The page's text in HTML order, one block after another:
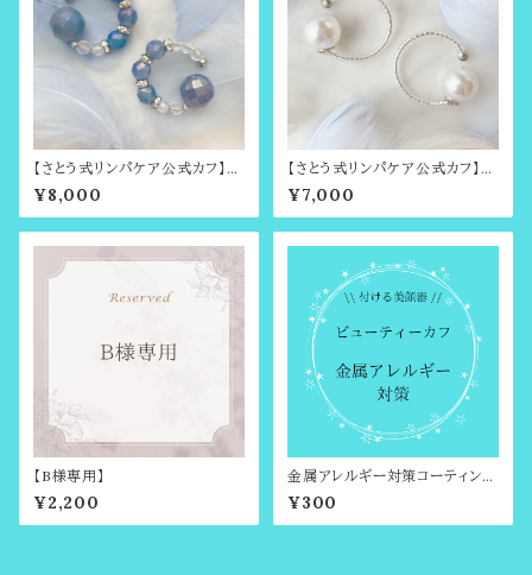
【さとう式リンパケア公式カフ】天
然水晶とフラッシュ・ブルーカラ
ーカルセドニー（ブルーアゲート）
のビューティーカフ
¥8,000
【さとう式リンパケア公式カフ】金
属アレルギー対応・シンプルカ
フ・シルバー（耳輪ゴムや耳たぶ
回しで有名・さとう式リンパケア
サリー・ビューティーカフ）ノンホ
ールピアス
¥7,000
【B様専用】
¥2,200
金属アレルギー対策コーティング
＆シリコンカバー
¥300